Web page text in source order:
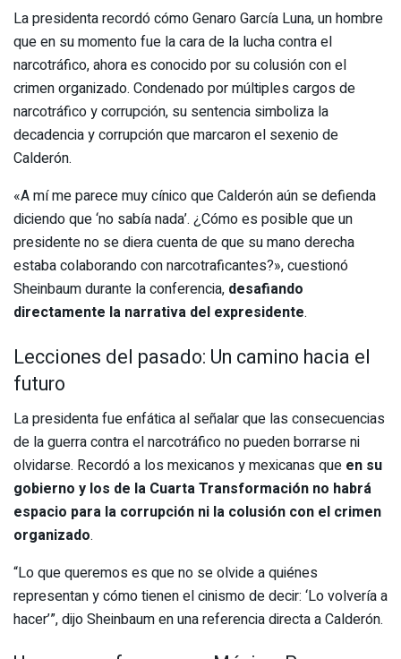
La presidenta recordó cómo Genaro García Luna, un hombre
que en su momento fue la cara de la lucha contra el
narcotráfico, ahora es conocido por su colusión con el
crimen organizado. Condenado por múltiples cargos de
narcotráfico y corrupción, su sentencia simboliza la
decadencia y corrupción que marcaron el sexenio de
Calderón.
«A mí me parece muy cínico que Calderón aún se defienda
diciendo que ‘no sabía nada’. ¿Cómo es posible que un
presidente no se diera cuenta de que su mano derecha
estaba colaborando con narcotraficantes?», cuestionó
Sheinbaum durante la conferencia, desafiando
directamente la narrativa del expresidente.
Lecciones del pasado: Un camino hacia el
futuro
La presidenta fue enfática al señalar que las consecuencias
de la guerra contra el narcotráfico no pueden borrarse ni
olvidarse. Recordó a los mexicanos y mexicanas que en su
gobierno y los de la Cuarta Transformación no habrá
espacio para la corrupción ni la colusión con el crimen
organizado.
“Lo que queremos es que no se olvide a quiénes
representan y cómo tienen el cinismo de decir: ‘Lo volvería a
hacer’”, dijo Sheinbaum en una referencia directa a Calderón.